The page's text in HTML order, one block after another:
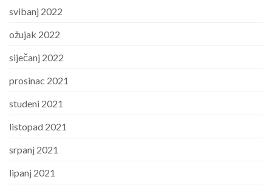
svibanj 2022
ožujak 2022
siječanj 2022
prosinac 2021
studeni 2021
listopad 2021
srpanj 2021
lipanj 2021